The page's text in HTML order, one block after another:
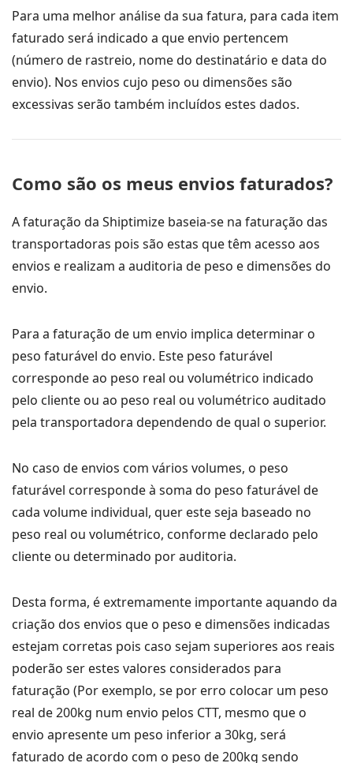
Para uma melhor análise da sua fatura, para cada item
faturado será indicado a que envio pertencem
(número de rastreio, nome do destinatário e data do
envio). Nos envios cujo peso ou dimensões são
excessivas serão também incluídos estes dados.
Como são os meus envios faturados?
A faturação da Shiptimize baseia-se na faturação das
transportadoras pois são estas que têm acesso aos
envios e realizam a auditoria de peso e dimensões do
envio.
Para a faturação de um envio implica determinar o
peso faturável do envio. Este peso faturável
corresponde ao peso real ou volumétrico indicado
pelo cliente ou ao peso real ou volumétrico auditado
pela transportadora dependendo de qual o superior.
No caso de envios com vários volumes, o peso
faturável corresponde à soma do peso faturável de
cada volume individual, quer este seja baseado no
peso real ou volumétrico, conforme declarado pelo
cliente ou determinado por auditoria.
Desta forma, é extremamente importante aquando da
criação dos envios que o peso e dimensões indicadas
estejam corretas pois caso sejam superiores aos reais
poderão ser estes valores considerados para
faturação (Por exemplo, se por erro colocar um peso
real de 200kg num envio pelos CTT, mesmo que o
envio apresente um peso inferior a 30kg, será
faturado de acordo com o peso de 200kg sendo